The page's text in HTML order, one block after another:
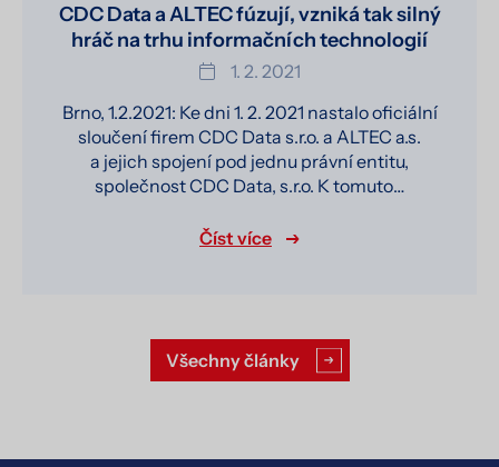
CDC Data a ALTEC fúzují, vzniká tak silný
hráč na trhu informačních technologií
1. 2. 2021
Brno, 1.2.2021: Ke dni 1. 2. 2021 nastalo oficiální
sloučení firem CDC Data s.r.o. a ALTEC a.s.
a jejich spojení pod jednu právní entitu,
společnost CDC Data, s.r.o. K tomuto…
Číst více
Všechny články